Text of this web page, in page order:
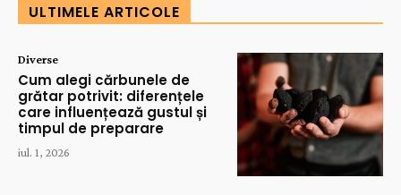
ULTIMELE ARTICOLE
Diverse
Cum alegi cărbunele de
grătar potrivit: diferențele
care influențează gustul și
timpul de preparare
iul. 1, 2026